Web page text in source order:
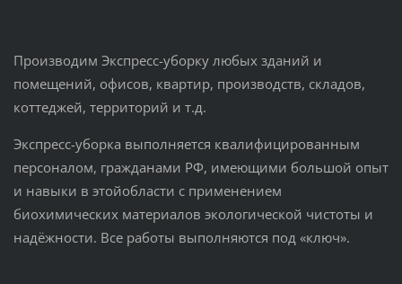
Производим Экспресс-уборку любых зданий и
помещений, офисов, квартир, производств, складов,
коттеджей, территорий и т.д.
Экспресс-уборка выполняется квалифицированным
персоналом, гражданами РФ, имеющими большой опыт
и навыки в этойобласти с применением
биохимических материалов экологической чистоты и
надёжности. Все работы выполняются под «ключ».